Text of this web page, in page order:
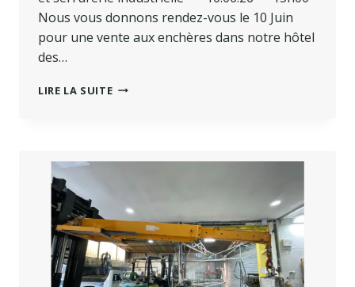
Nous vous donnons rendez-vous le 10 Juin
pour une vente aux enchères dans notre hôtel
des…
LIRE LA SUITE